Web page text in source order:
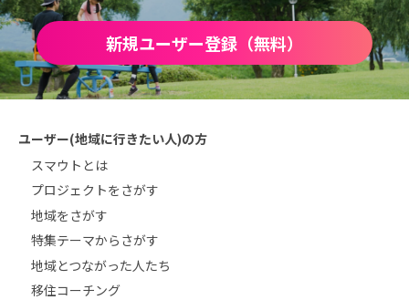
新規ユーザー登録（無料）
ユーザー(地域に行きたい人)の方
スマウトとは
プロジェクトをさがす
地域をさがす
特集テーマからさがす
地域とつながった人たち
移住コーチング